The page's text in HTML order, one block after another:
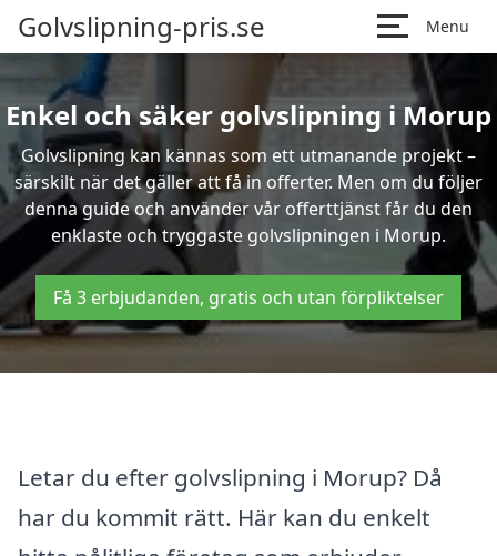
Golvslipning-pris.se Menu
Enkel och säker golvslipning i Morup
Golvslipning kan kännas som ett utmanande projekt –
särskilt när det gäller att få in offerter. Men om du följer
denna guide och använder vår offerttjänst får du den
enklaste och tryggaste golvslipningen i Morup.
Få 3 erbjudanden, gratis och utan förpliktelser
Letar du efter golvslipning i Morup? Då
har du kommit rätt. Här kan du enkelt